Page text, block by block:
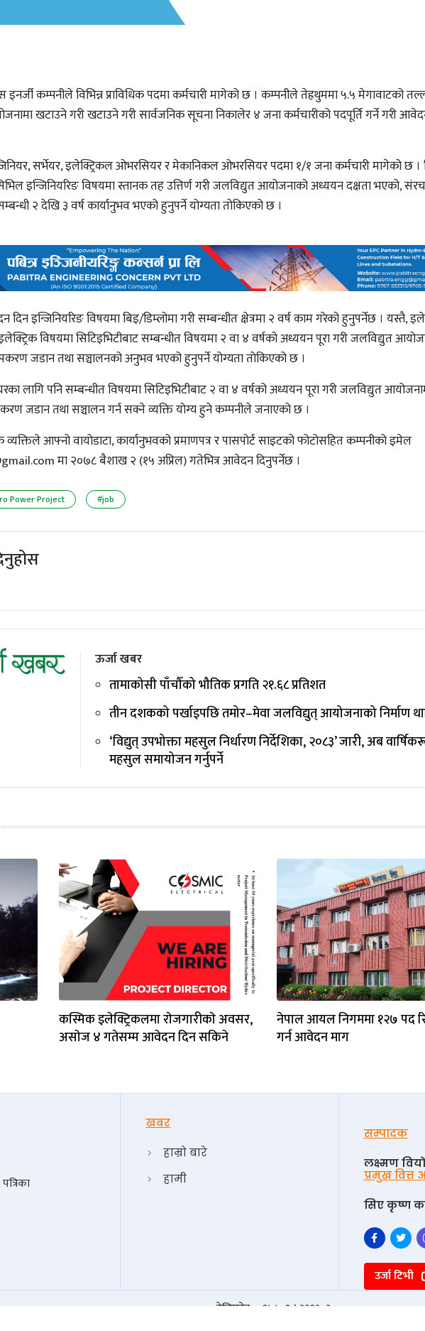
कम्पनीले विभिन्न प्राविधिक पदमा कर्मचारी मागेको छ । कम्पनीले तेह्रथुममा ५.५ मेगावाटको
खटाउने गरी खटाउने गरी सार्वजनिक सूचना निकालेर ४ जना कर्मचारीको पदपूर्ति गर्ने गरी
सर्भेयर, इलेक्ट्रिकल ओभरसियर र मेकानिकल ओभरसियर पदमा १/१ जना कर्मचारी मागेको छ ।
इन्जिनियरिङ विषयमा स्तानक तह उत्तिर्ण गरी जलविद्युत आयोजनाको अध्ययन दक्षता भएको,
२ देखि ३ वर्ष कार्यानुभव भएको हुनुपर्ने योग्यता तोकिएको छ ।
इन्जिनियरिङ विषयमा बिइ/डिम्लोमा गरी सम्बन्धीत क्षेत्रमा २ वर्ष काम गरेको हुनुपर्नेछ । यस्तै,
विषयमा सिटिइभिटीबाट सम्बन्धीत विषयमा २ वा ४ वर्षको अध्ययन पूरा गरी जलविद्युत
जडान तथा सञ्चालनको अनुभव भएको हुनुपर्ने योग्यता तोकिएको छ ।
लागि पनि सम्बन्धीत विषयमा सिटिइभिटीबाट २ वा ४ वर्षको अध्ययन पूरा गरी जलविद्युत
जडान तथा सञ्चालन गर्न सक्ने व्यक्ति योग्य हुने कम्पनीले जनाएको छ ।
आफ्नो वायोडाटा, कार्यानुभवको प्रमाणपत्र र पासपोर्ट साइटको फोटोसहित कम्पनीको इमेल
मा २०७८ बैशाख २ (१५ अप्रिल) गतेभित्र आवेदन दिनुपर्नेछ ।
Power Project #job
ऊर्जा खबर
तामाकोसी पाँचौँको भौतिक प्रगति २१.६८ प्रतिशत
तीन दशकको पर्खाइपछि तमोर–मेवा जलविद्युत् आयोजनाको निर्माण
‘विद्युत् उपभोक्ता महसुल निर्धारण निर्देशिका, २०८३’ जारी, अब
महसुल समायोजन गर्नुपर्ने
कस्मिक इलेक्ट्रिकलमा राेजगारीकाे अवसर,
असाेज ४ गतेसम्म आवेदन दिन सकिने
नेपाल आयल निगममा १२७ पद
गर्न आवेदन माग
खबर
हाम्रो बारे
हामी
सम्पादक
लक्ष्मण
प्रमुख वित्त
सिए कृष्ण
उर्जा टिभी
टेलिफोन : +९७७-१-५३२१३०३